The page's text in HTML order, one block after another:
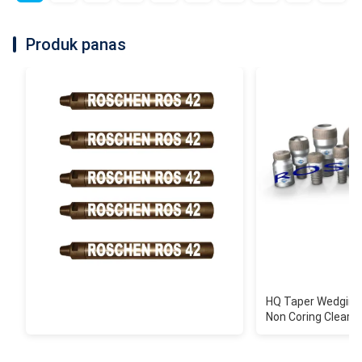
Produk panas
HQ Taper
Non Coring Clear